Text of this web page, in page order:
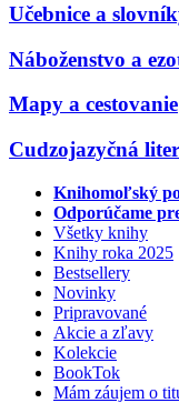
Učebnice a
Náboženstvo a
Mapy a cestovanie
Cudzojazyčná
Knihomoľský
Odporúčame
Všetky knihy
Knihy roka 2025
Bestsellery
Novinky
Pripravované
Akcie a zľavy
Kolekcie
BookTok
Mám záujem o